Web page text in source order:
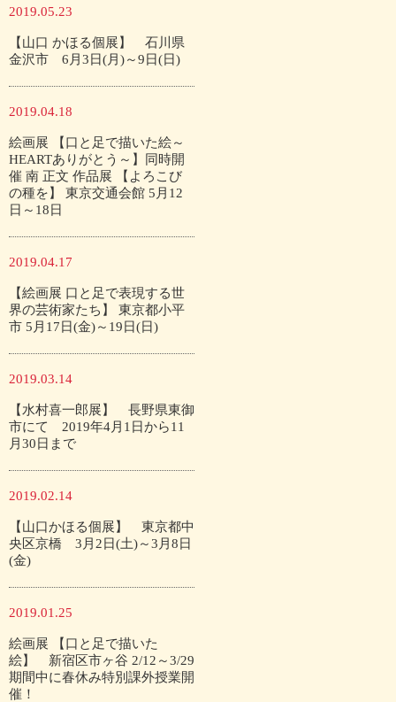
2019.05.23
【山口 かほる個展】 石川県
金沢市 6月3日(月)～9日(日)
2019.04.18
絵画展 【口と足で描いた絵～
HEARTありがとう～】同時開
催 南 正文 作品展 【よろこび
の種を】 東京交通会館 5月12
日～18日
2019.04.17
【絵画展 口と足で表現する世
界の芸術家たち】 東京都小平
市 5月17日(金)～19日(日)
2019.03.14
【水村喜一郎展】 長野県東御
市にて 2019年4月1日から11
月30日まで
2019.02.14
【山口かほる個展】 東京都中
央区京橋 3月2日(土)～3月8日
(金)
2019.01.25
絵画展 【口と足で描いた
絵】 新宿区市ヶ谷 2/12～3/29
期間中に春休み特別課外授業開
催！